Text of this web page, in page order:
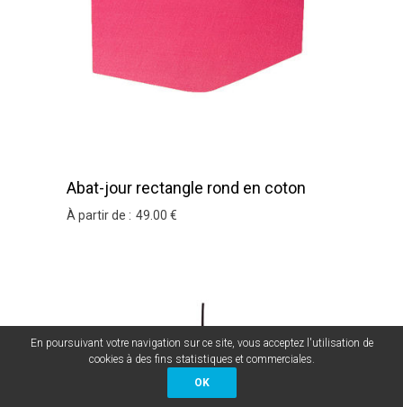
Abat-jour rectangle rond en coton
rose
À partir de : 49 .00 €
En poursuivant votre navigation sur ce site, vous acceptez l'utilisation de
cookies à des fins statistiques et commerciales.
OK